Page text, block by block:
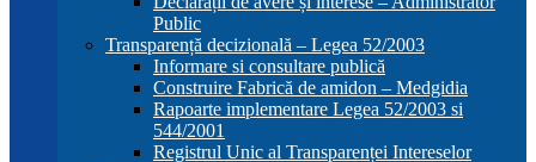
Public
Transparență decizională – Legea 52/2003
Informare si consultare publică
Construire Fabrică de amidon – Medgidia
Rapoarte implementare Legea 52/2003 si
544/2001
Registrul Unic al Transparenței Intereselor